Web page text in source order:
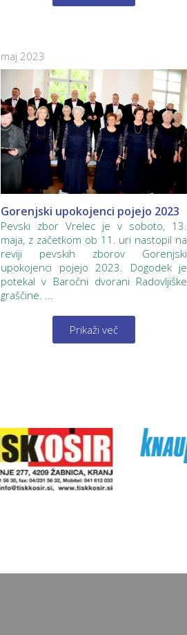
maj 2023
Gorenjski upokojenci pojejo 2023
Pevski zbor Vrelec je v soboto, 13.
maja, z začetkom ob 11. uri nastopil na
reviji pevskih zborov Gorenjski
upokojenci pojejo 2023. Dogodek je
potekal v Baročni dvorani Radovljiške
graščine. ...
Prikaži več